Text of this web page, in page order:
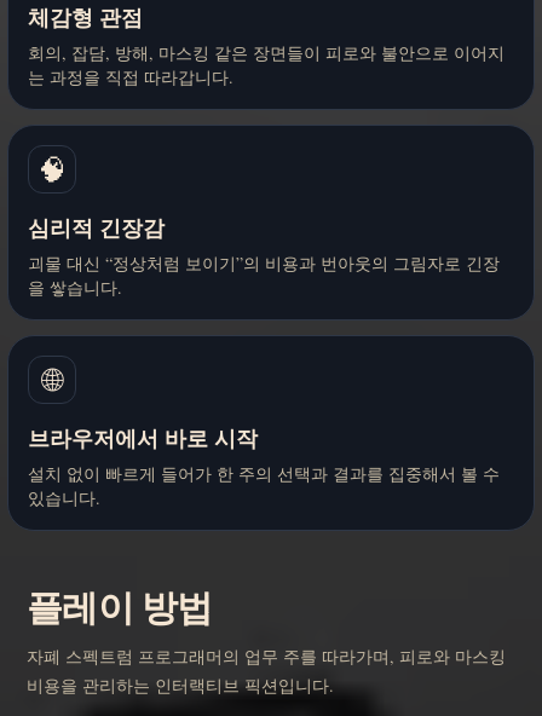
체감형 관점
회의, 잡담, 방해, 마스킹 같은 장면들이 피로와 불안으로 이어지
는 과정을 직접 따라갑니다.
🧠
심리적 긴장감
괴물 대신 “정상처럼 보이기”의 비용과 번아웃의 그림자로 긴장
을 쌓습니다.
🌐
브라우저에서 바로 시작
설치 없이 빠르게 들어가 한 주의 선택과 결과를 집중해서 볼 수
있습니다.
플레이 방법
자폐 스펙트럼 프로그래머의 업무 주를 따라가며, 피로와 마스킹
비용을 관리하는 인터랙티브 픽션입니다.